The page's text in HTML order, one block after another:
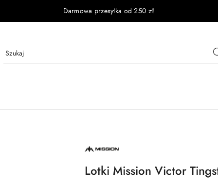
Darmowa przesyłka od 250 zł!
NAZWA
PRODUCENTA:
Lotki Mission Victor